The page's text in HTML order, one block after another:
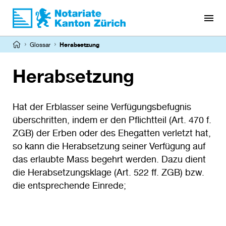
Direkt
zum
Pfadnavigation
Glossar Herabsetzung
Herabsetzung
Hat der Erblasser seine Verfügungsbefugnis
überschritten, indem er den Pflichtteil (Art. 470 f.
ZGB) der Erben oder des Ehegatten verletzt hat,
so kann die Herabsetzung seiner Verfügung auf
das erlaubte Mass begehrt werden. Dazu dient
die Herabsetzungsklage (Art. 522 ff. ZGB) bzw.
die entsprechende Einrede;